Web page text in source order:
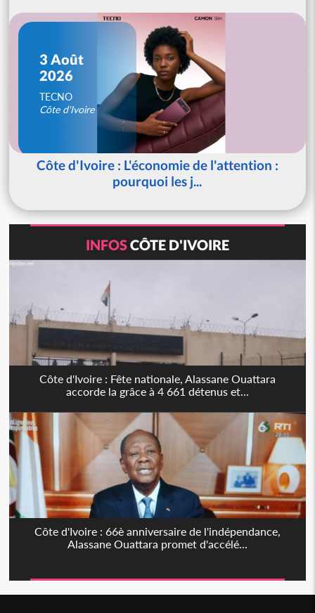
3 Août
2026
TECNO
Côte d'Ivoire
Côte d'Ivoire : L'économie de l'attention :
pourquoi les j...
INFOSCÔTE D'IVOIRE
Côte d'Ivoire : Fête nationale, Alassane Ouattara
accorde la grâce à 4 661 détenus et...
Côte d'Ivoire : 66è anniversaire de l'indépendance,
Alassane Ouattara promet d'accélé...